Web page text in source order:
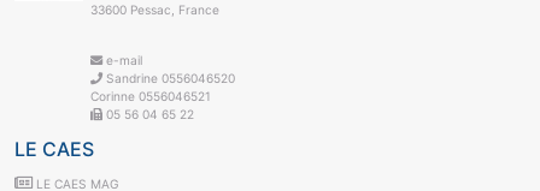
33600 Pessac, France
e-mail
Sandrine 0556046520
Corinne 0556046521
05 56 04 65 22
LE CAES
LE CAES MAG